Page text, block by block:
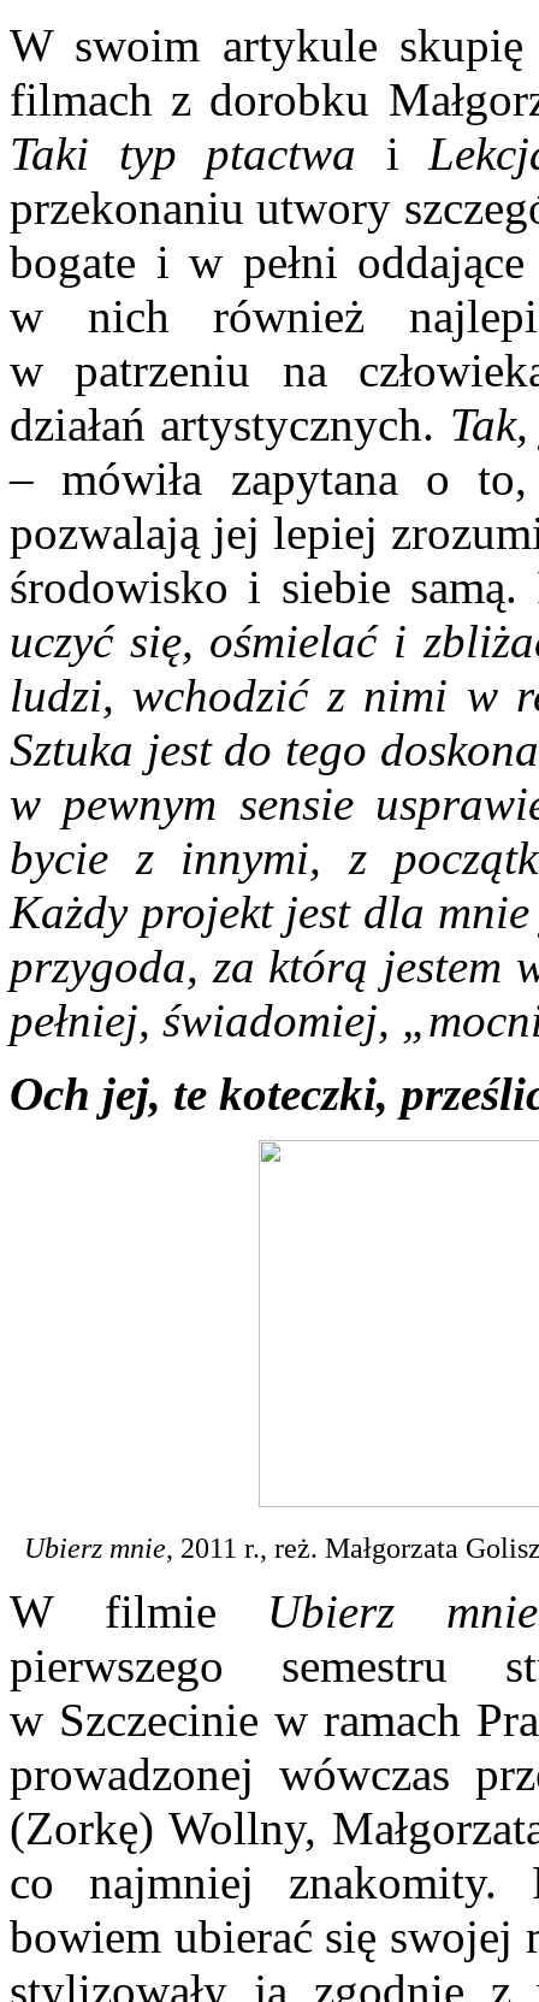
W swoim artykule
filmach z dorobku
Taki typ ptactwa i
przekonaniu utwory
bogate i w pełni
w nich również
w patrzeniu na
działań artystycznych.
– mówiła zapytana o
pozwalają jej lepiej
środowisko i siebie
uczyć się, ośmielać i
ludzi, wchodzić z nimi w
Sztuka jest do tego
w pewnym sensie
bycie z innymi, z
Każdy projekt jest dla
przygoda, za którą jestem
pełniej, świadomiej,
Och jej, te koteczki,
Ubierz mnie, 2011 r., reż. Małgorzata
W filmie Ubierz mnie
pierwszego
w Szczecinie w ramach
prowadzonej wówczas
(Zorkę) Wollny,
co najmniej znakomity.
bowiem ubierać się swojej
stylizowały ją zgodnie z